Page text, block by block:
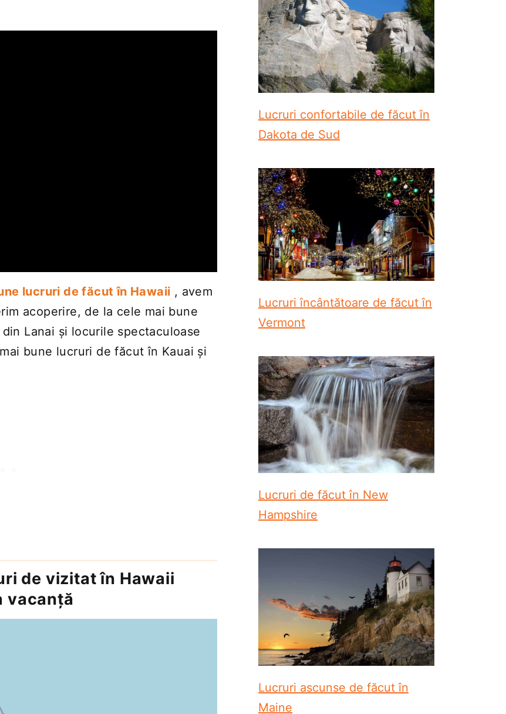
lucruri de făcut în Hawaii , avem
acoperire, de la cele mai bune
Lanai și locurile spectaculoase
bune lucruri de făcut în Kauai și
de vizitat în Hawaii
vacanță
Lucruri confortabile de făcut în
Dakota de Sud
Lucruri încântătoare de făcut în
Vermont
Lucruri de făcut în New
Hampshire
Lucruri ascunse de făcut în
Maine